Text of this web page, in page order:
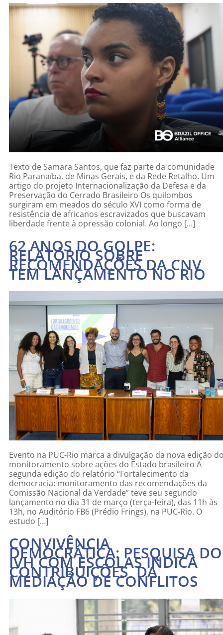
Texto de Samara Santos, que faz parte da comunidade
Rio Paranaíba, de Minas Gerais, e da Rede Retalho. Um
artigo do projeto Internacionalização da Defesa e da
Preservação do Cerrado Brasileiro Os quilombos
surgiram em meados do século XVI como forma de
resistência de africanos escravizados que buscavam
liberdade frente à opressão colonial. Ao longo […]
62 ANOS DO GOLPE:
RELATÓRIO SOBRE
RECOMENDAÇÕES DA CNV
TEM LANÇAMENTO NO RIO
Evento na PUC-Rio marca a divulgação da nova edição
monitoramento sobre ações do Estado brasileiro A
segunda edição do relatório “Fortalecimento da
democracia: monitoramento das recomendações da
Comissão Nacional da Verdade” teve seu segundo
lançamento no dia 31 de março (terça-feira), das 11h às
13h, no Auditório FB6 (Prédio Frings), na PUC-Rio. O
estudo […]
CONVIVÊNCIA
DEMOCRÁTICA: PESQUISA DO
IVH COM ESCOLAS INDICA
CONTRIBUIÇÕES DA
MEDIAÇÃO DE CONFLITOS